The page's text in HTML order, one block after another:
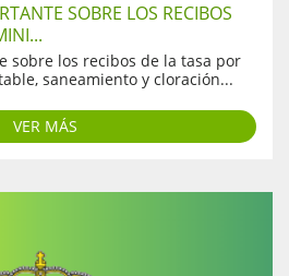
SOBRE LOS RECIBOS
sobre los recibos de la tasa por
saneamiento y cloración...
VER MÁS